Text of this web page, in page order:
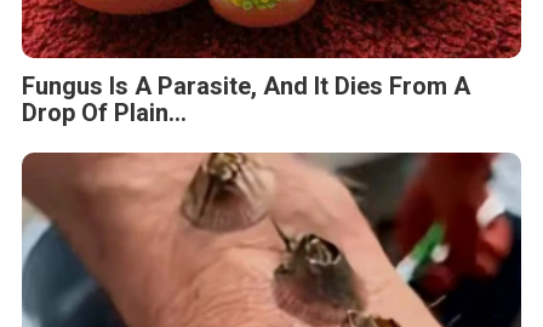
Fungus Is A Parasite, And It Dies From A
Drop Of Plain...